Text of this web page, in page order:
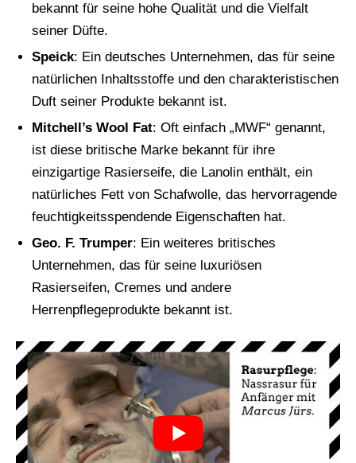
bekannt für seine hohe Qualität und die Vielfalt
seiner Düfte.
Speick: Ein deutsches Unternehmen, das für seine
natürlichen Inhaltsstoffe und den charakteristischen
Duft seiner Produkte bekannt ist.
Mitchell’s Wool Fat: Oft einfach „MWF“ genannt,
ist diese britische Marke bekannt für ihre
einzigartige Rasierseife, die Lanolin enthält, ein
natürliches Fett von Schafwolle, das hervorragende
feuchtigkeitsspendende Eigenschaften hat.
Geo. F. Trumper: Ein weiteres britisches
Unternehmen, das für seine luxuriösen
Rasierseifen, Cremes und andere
Herrenpflegeprodukte bekannt ist.